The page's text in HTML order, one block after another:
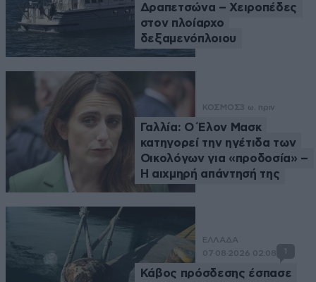
Δραπετσώνα – Χειροπέδες
στον πλοίαρχο
δεξαμενόπλοιου
ΚΟΣΜΟΣ3 ω. πριν
Γαλλία: Ο Έλον Μασκ
κατηγορεί την ηγέτιδα των
Οικολόγων για «προδοσία» –
Η αιχμηρή απάντησή της
ΕΛΛΑΔΑ
07·08·2026 02:08
1
Κάβος πρόσδεσης έσπασε